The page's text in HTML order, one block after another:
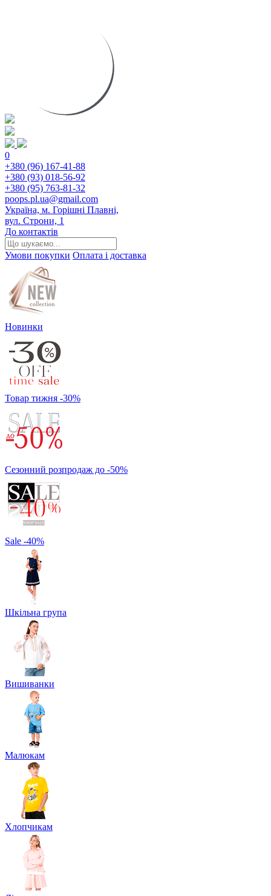
0
+380 (96) 167-41-88
+380 (93) 018-56-92
+380 (95) 763-81-32
poops.pl.ua@gmail.com
Україна, м. Горішні Плавні,
вул. Строни, 1
До контактів
Умови покупки Оплата і доставка
Новинки
Товар тижня -30%
Сезонний розпродаж до -50%
Sale -40%
Шкільна група
Вишиванки
Малюкам
Хлопчикам